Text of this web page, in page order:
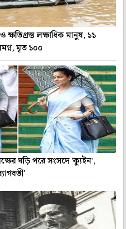
লক্ষাধিক মানুষ, ১১
মৃত ১০০
ঘড়ি পরে সংসদে 'ক্যুইন',